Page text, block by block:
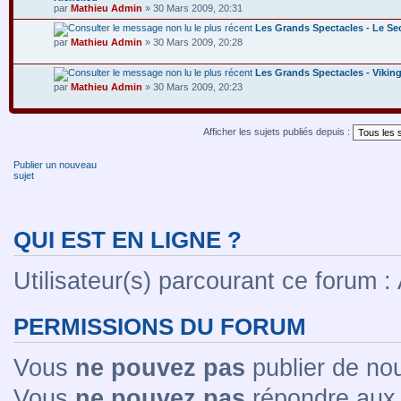
par Mathieu Admin » 30 Mars 2009, 20:31
Les Grands Spectacles - Le
par Mathieu Admin » 30 Mars 2009, 20:28
Les Grands Spectacles -
par Mathieu Admin » 30 Mars 2009, 20:23
Afficher les sujets publiés depuis :
Publier un nouveau
sujet
QUI EST EN LIGNE ?
Utilisateur(s) parcourant ce forum
PERMISSIONS DU FORUM
Vous ne pouvez pas publier de